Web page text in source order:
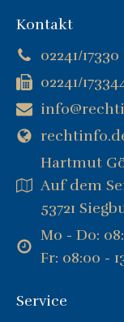
Kontakt
02241/17330
02241/
Hartmut
Auf dem
53721
Mo - Do:
Fr: 08:00 -
Service